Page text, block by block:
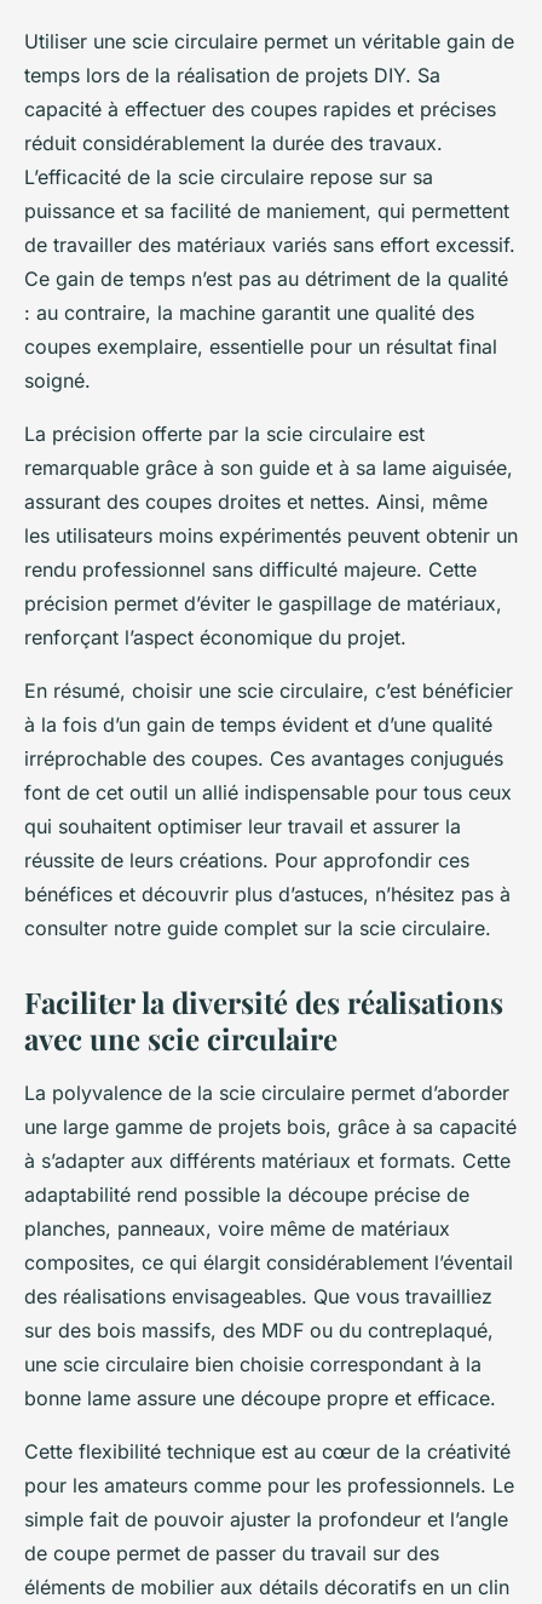
Utiliser une scie circulaire permet un véritable gain de
temps lors de la réalisation de projets DIY. Sa
capacité à effectuer des coupes rapides et précises
réduit considérablement la durée des travaux.
L’efficacité de la scie circulaire repose sur sa
puissance et sa facilité de maniement, qui permettent
de travailler des matériaux variés sans effort excessif.
Ce gain de temps n’est pas au détriment de la qualité
: au contraire, la machine garantit une qualité des
coupes exemplaire, essentielle pour un résultat final
soigné.
La précision offerte par la scie circulaire est
remarquable grâce à son guide et à sa lame aiguisée,
assurant des coupes droites et nettes. Ainsi, même
les utilisateurs moins expérimentés peuvent obtenir un
rendu professionnel sans difficulté majeure. Cette
précision permet d’éviter le gaspillage de matériaux,
renforçant l’aspect économique du projet.
En résumé, choisir une scie circulaire, c’est bénéficier
à la fois d’un gain de temps évident et d’une qualité
irréprochable des coupes. Ces avantages conjugués
font de cet outil un allié indispensable pour tous ceux
qui souhaitent optimiser leur travail et assurer la
réussite de leurs créations. Pour approfondir ces
bénéfices et découvrir plus d’astuces, n’hésitez pas à
consulter notre guide complet sur la scie circulaire.
Faciliter la diversité des réalisations
avec une scie circulaire
La polyvalence de la scie circulaire permet d’aborder
une large gamme de projets bois, grâce à sa capacité
à s’adapter aux différents matériaux et formats. Cette
adaptabilité rend possible la découpe précise de
planches, panneaux, voire même de matériaux
composites, ce qui élargit considérablement l’éventail
des réalisations envisageables. Que vous travailliez
sur des bois massifs, des MDF ou du contreplaqué,
une scie circulaire bien choisie correspondant à la
bonne lame assure une découpe propre et efficace.
Cette flexibilité technique est au cœur de la créativité
pour les amateurs comme pour les professionnels. Le
simple fait de pouvoir ajuster la profondeur et l’angle
de coupe permet de passer du travail sur des
éléments de mobilier aux détails décoratifs en un clin